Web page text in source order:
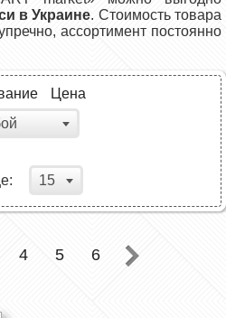
в Украине. Стоимость товара
ассортимент постоянно
Цена
15
4 5 6